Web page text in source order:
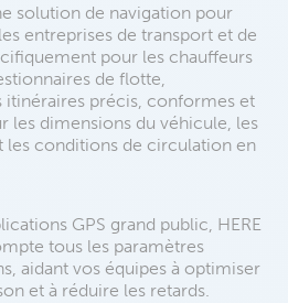
solution de navigation pour
entreprises de transport et de
pour les chauffeurs
de flotte,
itinéraires précis, conformes et
les dimensions du véhicule, les
les conditions de circulation en
GPS grand public, HERE
tous les paramètres
aidant vos équipes à optimiser
et à réduire les retards.